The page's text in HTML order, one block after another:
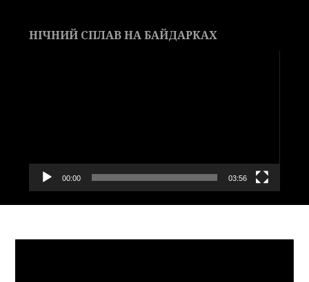
НІЧНИЙ СПЛАВ НА БАЙДАРКАХ
00:00 03:56